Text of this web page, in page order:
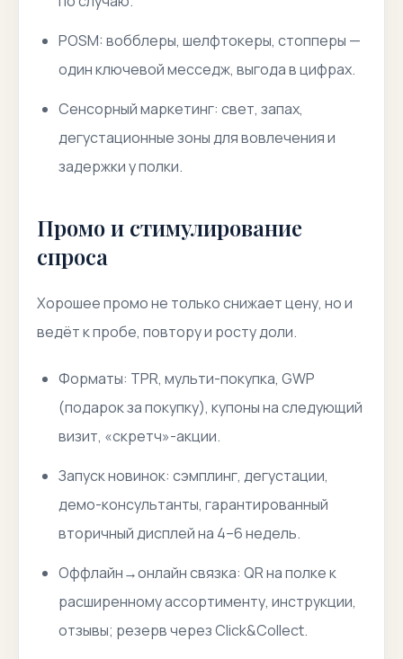
POSM: вобблеры, шелфтокеры, стопперы —
один ключевой месседж, выгода в цифрах.
Сенсорный маркетинг: свет, запах,
дегустационные зоны для вовлечения и
задержки у полки.
Промо и стимулирование
спроса
Хорошее промо не только снижает цену, но и
ведёт к пробе, повтору и росту доли.
Форматы: TPR, мульти-покупка, GWP
(подарок за покупку), купоны на следующий
визит, «скретч»-акции.
Запуск новинок: сэмплинг, дегустации,
демо-консультанты, гарантированный
вторичный дисплей на 4–6 недель.
Оффлайн→онлайн связка: QR на полке к
расширенному ассортименту, инструкции,
отзывы; резерв через Click&Collect.